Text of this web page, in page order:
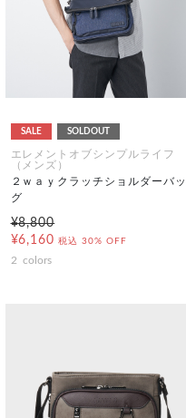
SALE SOLDOUT
エレメントオブシンプルライフ
（メンズ）
２ｗａｙクラッチショルダーバッ
グ
¥8,800
¥6,160 税込 30% OFF
2 colors